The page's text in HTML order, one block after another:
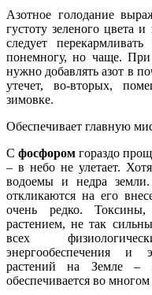
Азотное голодание
густоту зеленого цвета
следует
понемногу, но чаще. При
нужно добавлять азот в
утечет, во-вторых,
зимовке.
Обеспечивает главную
Сфосфором гораздо
– в небо не улетает.
водоемы и недра
откликаются на его
очень редко. Токсины,
растением, не так
всех
энергообеспечения и
растений на Земле –
обеспечивается во